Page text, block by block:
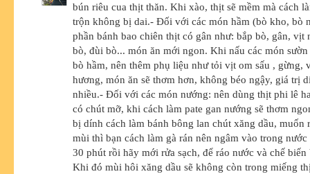
bún riêu cua thịt thăn. Khi xào, thịt sẽ mềm mà cách
trộn không bị dai.- Đối với các món hầm (bò kho, bò
phần bánh bao chiên thịt có gân như: bắp bò, gân, vịt
bò, đùi bò... món ăn mới ngon. Khi nấu các món
bò hầm, nên thêm phụ liệu như tỏi vịt om sấu , gừng,
hương, món ăn sẽ thơm hơn, không béo ngậy, giá trị
nhiều.- Đối với các món nướng: nên dùng thịt phi lê
có chút mỡ, khi cách làm pate gan nướng sẽ thơm
bị dính cách làm bánh bông lan chút xăng dầu, muốn
mùi thì bạn cách làm gà rán nên ngâm vào trong
30 phút rồi hãy mới rửa sạch, để ráo nước và chế
Khi đó mùi hôi xăng dầu sẽ không còn trong miếng